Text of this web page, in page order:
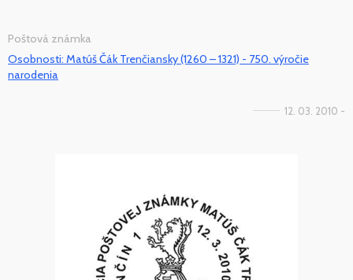
Poštová známka
Osobnosti: Matúš Čák Trenčiansky (1260 – 1321) - 750. výročie
narodenia
12. 03. 2010 -